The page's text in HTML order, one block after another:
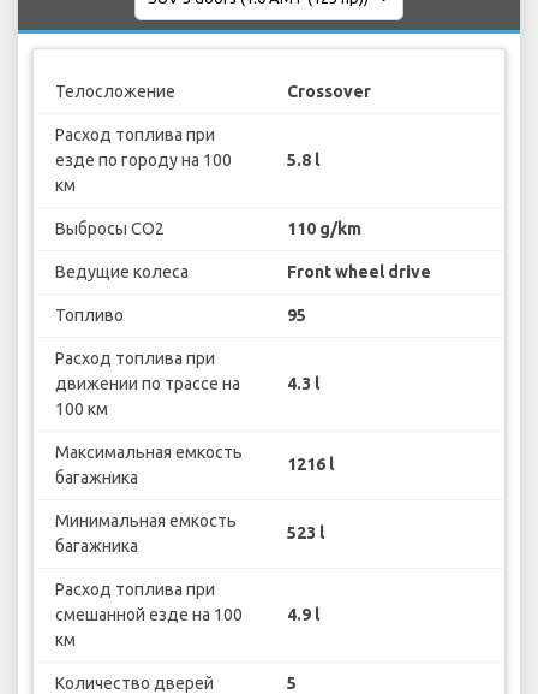
Телосложение Crossover
Расход топлива при
езде по городу на 100
км
5.8 l
Выбросы CO2 110 g/km
Ведущие колеса Front wheel drive
Топливо 95
Расход топлива при
движении по трассе на
100 км
4.3 l
Максимальная емкость
багажника
1216 l
Минимальная емкость
багажника
523 l
Расход топлива при
смешанной езде на 100
км
4.9 l
Количество дверей 5